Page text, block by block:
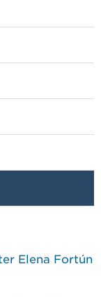
Elena Fortún